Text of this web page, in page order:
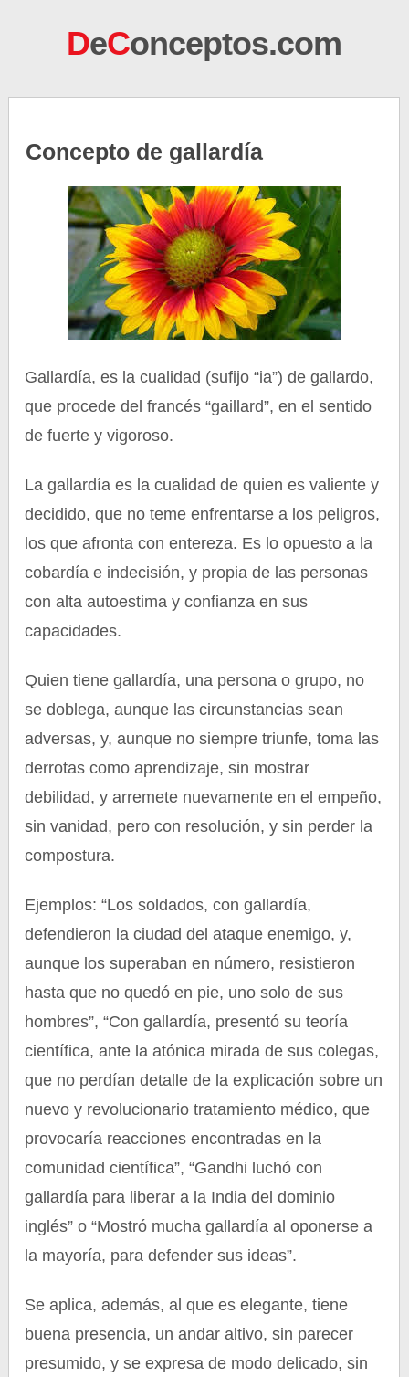
DeConceptos.com
Concepto de gallardía
Gallardía, es la cualidad (sufijo “ia”) de gallardo,
que procede del francés “gaillard”, en el sentido
de fuerte y vigoroso.
La gallardía es la cualidad de quien es valiente y
decidido, que no teme enfrentarse a los peligros,
los que afronta con entereza. Es lo opuesto a la
cobardía e indecisión, y propia de las personas
con alta autoestima y confianza en sus
capacidades.
Quien tiene gallardía, una persona o grupo, no
se doblega, aunque las circunstancias sean
adversas, y, aunque no siempre triunfe, toma las
derrotas como aprendizaje, sin mostrar
debilidad, y arremete nuevamente en el empeño,
sin vanidad, pero con resolución, y sin perder la
compostura.
Ejemplos: “Los soldados, con gallardía,
defendieron la ciudad del ataque enemigo, y,
aunque los superaban en número, resistieron
hasta que no quedó en pie, uno solo de sus
hombres”, “Con gallardía, presentó su teoría
científica, ante la atónica mirada de sus colegas,
que no perdían detalle de la explicación sobre un
nuevo y revolucionario tratamiento médico, que
provocaría reacciones encontradas en la
comunidad científica”, “Gandhi luchó con
gallardía para liberar a la India del dominio
inglés” o “Mostró mucha gallardía al oponerse a
la mayoría, para defender sus ideas”.
Se aplica, además, al que es elegante, tiene
buena presencia, un andar altivo, sin parecer
presumido, y se expresa de modo delicado, sin